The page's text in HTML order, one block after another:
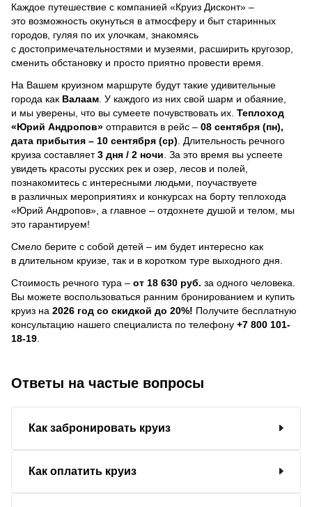
Каждое путешествие с компанией «Круиз Дисконт» –
это возможность окунуться в атмосферу и быт старинных
городов, гуляя по их улочкам, знакомясь
с достопримечательностями и музеями, расширить кругозор,
сменить обстановку и просто приятно провести время.
На Вашем круизном маршруте будут такие удивительные
города как Валаам . У каждого из них свой шарм и обаяние,
и мы уверены, что вы сумеете почувствовать их. Теплоход
«Юрий Андропов» отправится в рейс – 08 сентября (пн),
дата прибытия – 10 сентября (ср) . Длительность речного
круиза составляет3 дня / 2 ночи За это время вы успеете
увидеть красоты русских рек и озер, лесов и полей,
познакомитесь с интересными людьми, поучаствуете
в различных мероприятиях и конкурсах на борту теплохода
«Юрий Андропов», а главное – отдохнете душой и телом, мы
это гарантируем!
Смело берите с собой детей – им будет интересно как
в длительном круизе, так и в коротком туре выходного дня.
Стоимость речного тура – от 18 630 руб. за одного человека.
Вы можете воспользоваться ранним бронированием и купить
круиз на 2026 год со скидкой до 20%! Получите бесплатную
консультацию нашего специалиста по телефону +7 800 101-
18-19
Ответы на частые вопросы
Как забронировать круиз
Как оплатить круиз